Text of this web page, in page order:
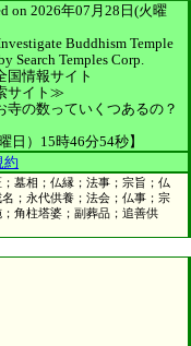
on 2026年07月28日(火曜
Buddhism Temple
Search Temples Corp.
国情報サイト
サイト≫
寺の数っていくつあるの？
日）15時46分54秒】
約
墓相；仏縁；法事；宗旨；仏
；永代供養；法会；仏事；宗
角柱塔婆；副葬品；追善供